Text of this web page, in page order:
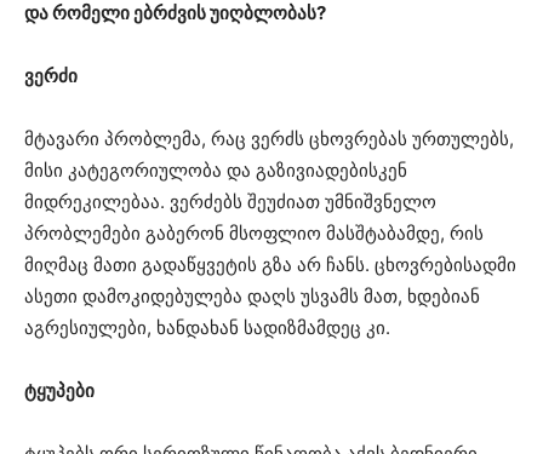
და რომელი ებრძვის უიღბლობას?
ვერძი
მტავარი პრობლემა, რაც ვერძს ცხოვრებას ურთულებს,
მისი კატეგორიულობა და გაზივიადებისკენ
მიდრეკილებაა. ვერძებს შეუძიათ უმნიშვნელო
პრობლემები გაბერონ მსოფლიო მასშტაბამდე, რის
მიღმაც მათი გადაწყვეტის გზა არ ჩანს. ცხოვრებისადმი
ასეთი დამოკიდებულება დაღს უსვამს მათ, ხდებიან
აგრესიულები, ხანდახან სადიზმამდეც კი.
ტყუპები